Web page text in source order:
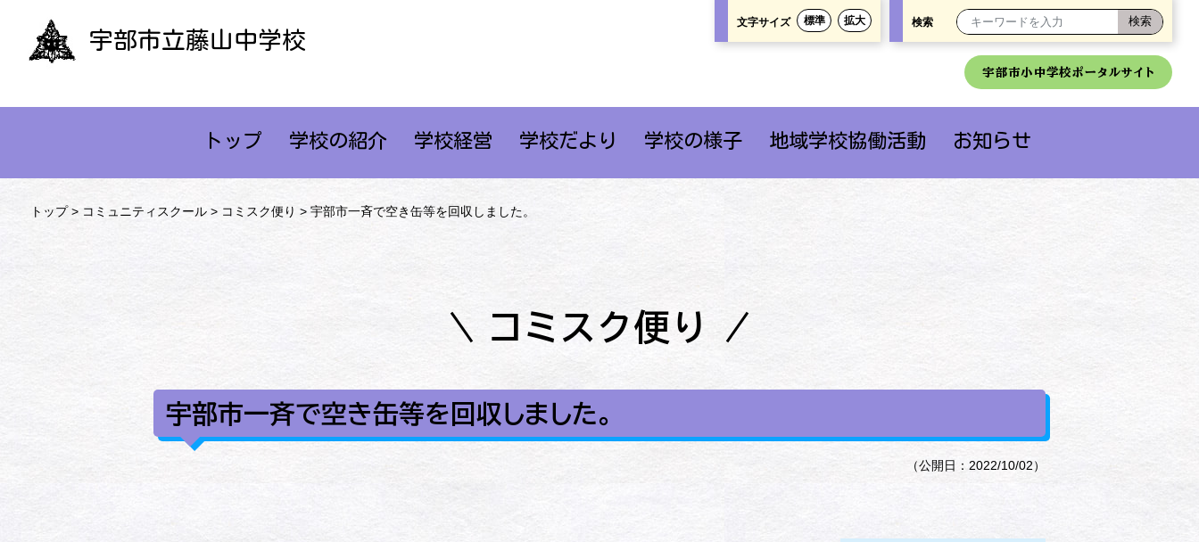
宇部市立藤山中学校
文字サイズ 標準 拡大 検索
宇部市小中学校ポータルサイト
トップ 学校の紹介 学校経営 学校だより 学校の様子 地域学校協働活動 お知らせ
トップ> コミュニティスクール> コミスク便り > 宇部市一斉で空き缶等を回収しました。
コミスク便り
宇部市一斉で空き缶等を回収しました。
（公開日：2022/10/02）